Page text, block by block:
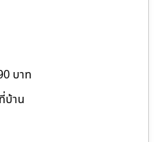
บาท
บ้าน